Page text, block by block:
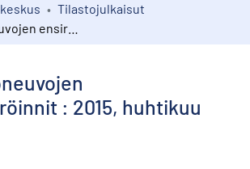
Tilastojulkaisut
: 2015, huhtikuu